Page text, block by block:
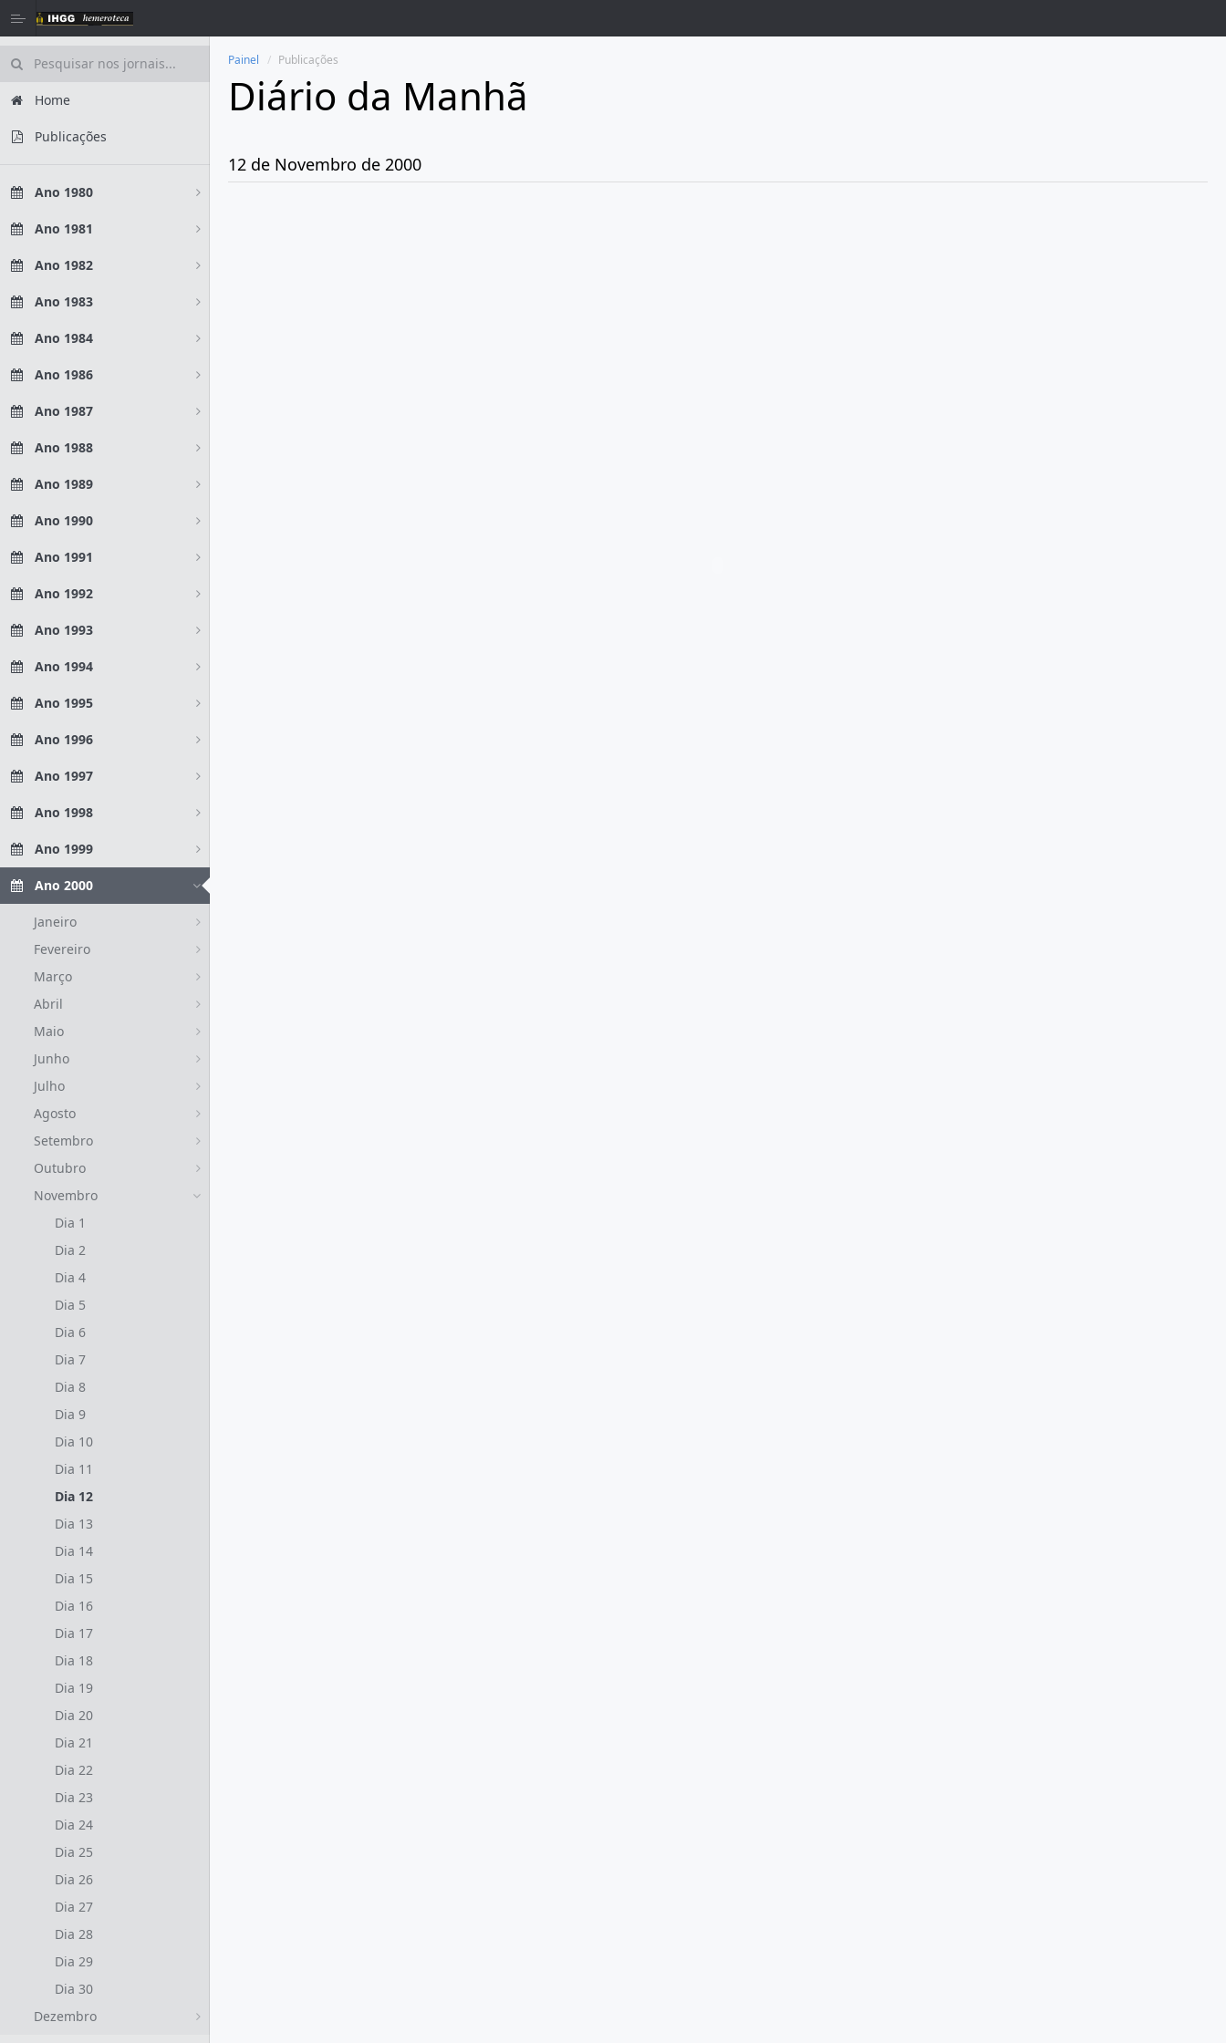
Home
Publicações
Ano 1980
Ano 1981
Ano 1982
Ano 1983
Ano 1984
Ano 1986
Ano 1987
Ano 1988
Ano 1989
Ano 1990
Ano 1991
Ano 1992
Ano 1993
Ano 1994
Ano 1995
Ano 1996
Ano 1997
Ano 1998
Ano 1999
Ano 2000
Janeiro
Fevereiro
Março
Abril
Maio
Junho
Julho
Agosto
Setembro
Outubro
Novembro
Dia 1
Dia 2
Dia 4
Dia 5
Dia 6
Dia 7
Dia 8
Dia 9
Dia 10
Dia 11
Dia 12
Dia 13
Dia 14
Dia 15
Dia 16
Dia 17
Dia 18
Dia 19
Dia 20
Dia 21
Dia 22
Dia 23
Dia 24
Dia 25
Dia 26
Dia 27
Dia 28
Dia 29
Dia 30
Dezembro
Painel Publicações
Diário da Manhã
12 de Novembro de 2000